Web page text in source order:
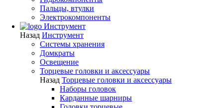
Пальцы, втулки
Электрокомпоненты
Инструмент
Назад Инструмент
Системы хранения
Домкраты
Освещение
Торцевые головки и аксессуары
Назад Торцевые головки и аксессуары
Наборы головок
Карданные шарниры